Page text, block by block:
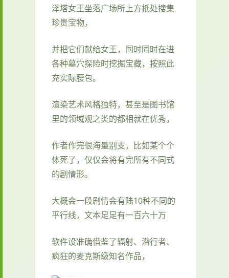
泽塔女王坐落广场所上方抵处搜集
珍贵宝物，
并把它们献给女王，同时同时在进
各种墓穴探险时挖掘宝藏，按照此
充实际腰包。
渲染艺术风格独特，甚至是图书馆
里的领域观之类的都相就在优秀，
作者作完很海量别支，比如某个个
体死了，仅仅会将有完所有不同式
的剧情形。
大概会一段剧情会有陆10种不同的
平行线，文本足足有一百六十万
软件设准确借鉴了辐射、潜行者、
疯狂的麦克斯级知名作品，